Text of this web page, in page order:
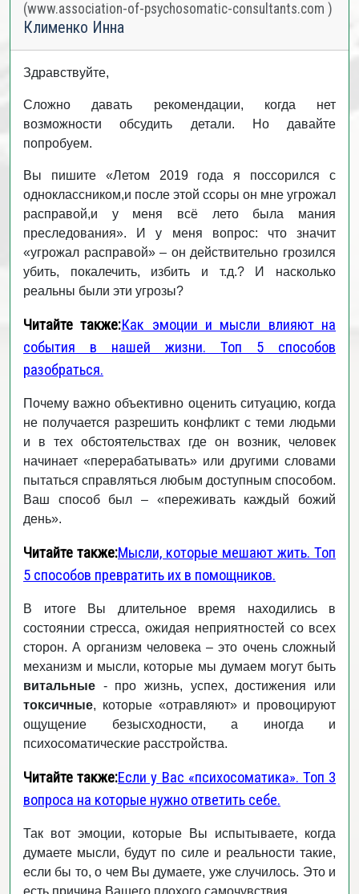
(www.association-of-psychosomatic-consultants.com )
Клименко Инна
Здравствуйте,
Сложно давать рекомендации, когда нет
возможности обсудить детали. Но давайте
попробуем.
Вы пишите «Летом 2019 года я поссорился с
одноклассником,и после этой ссоры он мне угрожал
расправой,и у меня всё лето была мания
преследования». И у меня вопрос: что значит
«угрожал расправой» – он действительно грозился
убить, покалечить, избить и т.д.? И насколько
реальны были эти угрозы?
Читайте также:Как эмоции и мысли влияют на
события в нашей жизни. Топ 5 способов
разобраться.
Почему важно объективно оценить ситуацию, когда
не получается разрешить конфликт с теми людьми
и в тех обстоятельствах где он возник, человек
начинает «перерабатывать» или другими словами
пытаться справляться любым доступным способом.
Ваш способ был – «переживать каждый божий
день».
Читайте также:Мысли, которые мешают жить. Топ
5 способов превратить их в помощников.
В итоге Вы длительное время находились в
состоянии стресса, ожидая неприятностей со всех
сторон. А организм человека – это очень сложный
механизм и мысли, которые мы думаем могут быть
витальные - про жизнь, успех, достижения или
токсичные, которые «отравляют» и провоцируют
ощущение безысходности, а иногда и
психосоматические расстройства.
Читайте также:Если у Вас «психосоматика». Топ 3
вопроса на которые нужно ответить себе.
Так вот эмоции, которые Вы испытываете, когда
думаете мысли, будут по силе и реальности такие,
если бы то, о чем Вы думаете, уже случилось. Это и
есть причина Вашего плохого самочувствия.